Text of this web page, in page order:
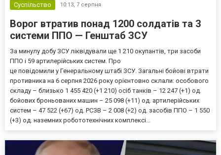
Суспільство 10:13, 7 серпня
Ворог втратив понад 1200 солдатів та 3
системи ППО — Генштаб ЗСУ
За минулу добу ЗСУ ліквідували ще 1 210 окупантів, три засоби
ППО і 59 артилерійських систем. Про
це повідомили у Генеральному штабі ЗСУ. Загальні бойові втрати
противника на 6 серпня 2026 року орієнтовно склали: особового
складу – близько 1 455 420 (+1 210) осіб танків – 12 247 (+1) од.
бойових броньованих машин – 25 098 (+11) од. артилерійських
систем – 47 522 (+67) од. РСЗВ – 2 008 (+2) од. засобів ППО – 1 550
(+3) од. наземних робототехнічних комплексі...